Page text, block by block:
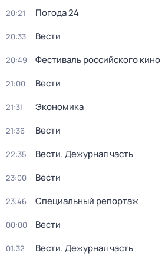
20:21 Погода 24
20:33 Вести
20:49 Фестиваль российского
21:00 Вести
21:31 Экономика
21:36 Вести
22:35 Вести. Дежурная часть
23:00 Вести
23:46 Специальный репортаж
00:00 Вести
01:32 Вести. Дежурная часть